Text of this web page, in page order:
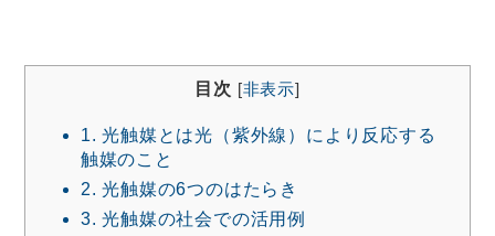
目次 [非表示]
1. 光触媒とは光（紫外線）により反応する
触媒のこと
2. 光触媒の6つのはたらき
3. 光触媒の社会での活用例